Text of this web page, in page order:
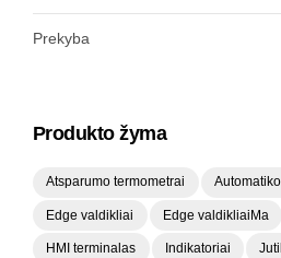
Prekyba
Produkto žyma
Atsparumo termometrai
Edge valdikliai Edge valdikliaiMa
HMI terminalas Indikatoriai